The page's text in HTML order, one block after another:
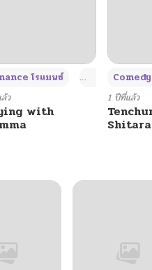
+4
โรแมนซ์ Adult ผู้ใหญ่
ว
with
1 ปีที่แล้ว